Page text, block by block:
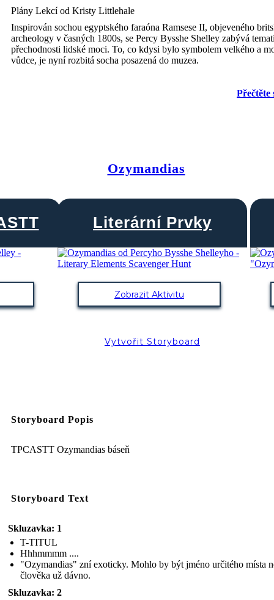
Plány Lekcí od Kristy Littlehale
Inspirován sochou egyptského faraóna Ramsese II, objeveného
archeology v časných 1800s, se Percy Bysshe Shelley zabývá
přechodnosti lidské moci. To, co kdysi bylo symbolem velkého a
vůdce, je nyní rozbitá socha posazená do muzea.
Přečtěte
Ozymandias
Literární Prvky
Zobrazit Aktivitu
Vytvořit Storyboard
Storyboard Popis
TPCASTT Ozymandias báseň
Storyboard Text
Skluzavka: 1
T-TITUL
Hhhmmmm ....
"Ozymandias" zní exoticky. Mohlo by být jméno určitého místa
člověka už dávno.
Skluzavka: 2